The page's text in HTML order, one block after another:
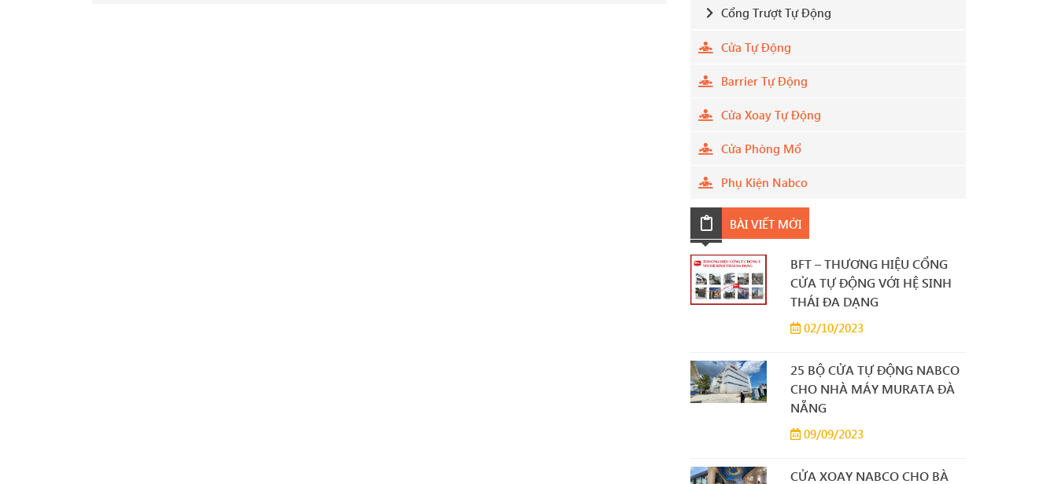
Cổng Trượt Tự Động
Cửa Tự Động
Barrier Tự Động
Cửa Xoay Tự Động
Cửa Phòng Mổ
Phụ Kiện Nabco
BÀI VIẾT MỚI
BFT – THƯƠNG HIỆU CỔNG
CỬA TỰ ĐỘNG VỚI HỆ SINH
THÁI ĐA DẠNG
02/10/2023
25 BỘ CỬA TỰ ĐỘNG NABCO
CHO NHÀ MÁY MURATA ĐÀ
NẴNG
09/09/2023
CỬA XOAY NABCO CHO BÀ